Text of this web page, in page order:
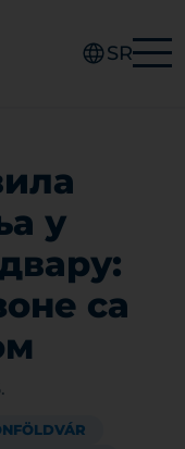
SR
у
са